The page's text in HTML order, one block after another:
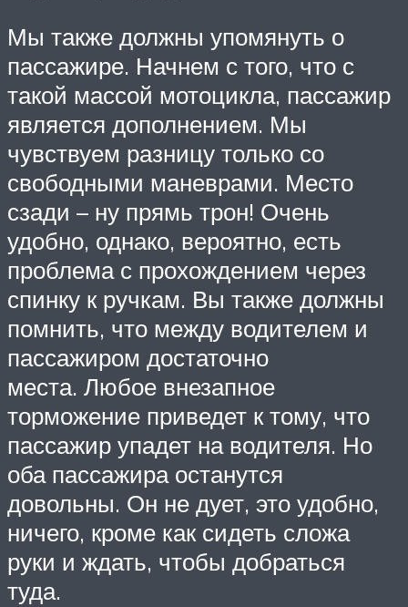
Мы также должны упомянуть о
пассажире. Начнем с того, что с
такой массой мотоцикла, пассажир
является дополнением. Мы
чувствуем разницу только со
свободными маневрами. Место
сзади – ну прямь трон! Очень
удобно, однако, вероятно, есть
проблема с прохождением через
спинку к ручкам. Вы также должны
помнить, что между водителем и
пассажиром достаточно
места. Любое внезапное
торможение приведет к тому, что
пассажир упадет на водителя. Но
оба пассажира останутся
довольны. Он не дует, это удобно,
ничего, кроме как сидеть сложа
руки и ждать, чтобы добраться
туда.